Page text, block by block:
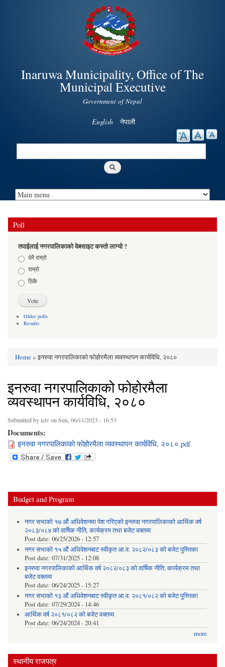
Skip to
main
content
Inaruwa Municipality, Office of The
Municipal Executive
Government of Nepal
English नेपाली
Search
Poll
तपाईलाई नगरपालिकाको वेबसाइट कस्तो लाग्यो ?
Choicesधेरै राम्रो
राम्रो
ठिकै
Older polls
Results
You are here
Home» इनरुवा नगरपालिकाको फोहोरमैला व्यवस्थापन कार्यविधि, २०८०
इनरुवा नगरपालिकाको फोहोरमैला
व्यवस्थापन कार्यविधि, २०८०
Submitted byictvon Sun, 06/11/2023 - 16:53
Documents:
इनरुवा नगरपालिकाको फोहोरमैला व्यवस्थापन कार्यविधि, २०८०.pdf
Budget and Program
नगर सभाको १७ औं अधिवेशनमा पेश गरिएको इनरुवा नगरपालिकाको आर्थिक वर्ष
२०८३/०८४ को वार्षिक नीति, कार्यक्रम तथा बजेट वक्तव्य
Post date: 06/25/2026 - 12:57
नगर सभाको १५ औं अधिवेशनबाट स्वीकृत आ.व. २०८२/०८३ को बजेट पुस्तिका
Post date: 07/31/2025 - 12:08
इनरुवा नगरपालिकाको आर्थिक वर्ष २०८२/०८३ को वार्षिक नीति, कार्यक्रम तथा
बजेट वक्तव्य
Post date: 06/24/2025 - 15:27
नगर सभाको १३ औं अधिवेशनबाट स्वीकृत आ.व. २०८१/०८२ को बजेट पुस्तिका
Post date: 07/29/2024 - 14:46
आर्थिक वर्ष २०८१/०८२ को बजेट वक्तव्य
Post date: 06/24/2024 - 20:41
more
स्थानीय राजपत्र